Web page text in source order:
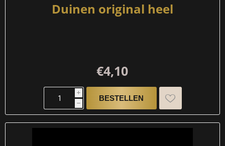
Duinen original heel
€4,10
i
h